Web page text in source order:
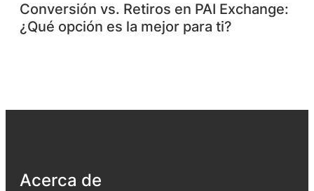
Conversión vs. Retiros en PAI Exchange:
¿Qué opción es la mejor para ti?
Acerca de